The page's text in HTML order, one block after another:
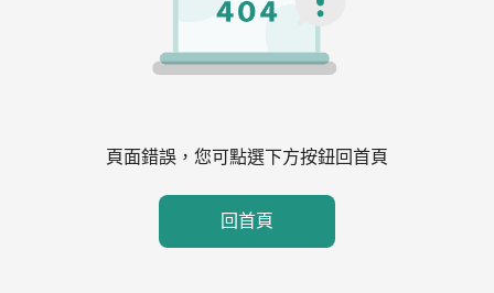
頁面錯誤，您可點選下方按鈕回首頁
回首頁